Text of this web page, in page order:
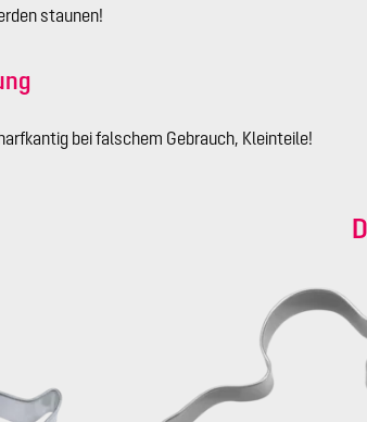
staunen!
bei falschem Gebrauch, Kleinteile!